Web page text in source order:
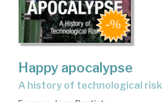
Happy apocalypse
a history of technological risk